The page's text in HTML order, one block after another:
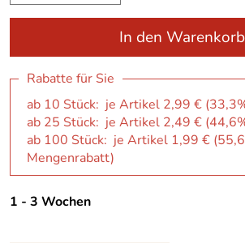
In den Warenkorb
Rabatte für Sie
ab 10 Stück: je Artikel 2,99 €
ab 25 Stück: je Artikel 2,49 €
ab 100 Stück: je Artikel 1,99 €
Mengenrabatt)
1 - 3 Wochen